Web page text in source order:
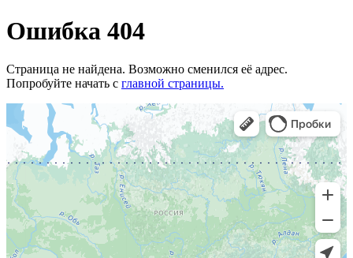
Ошибка 404
Страница не найдена. Возможно сменился её адрес.
Попробуйте начать с главной страницы.